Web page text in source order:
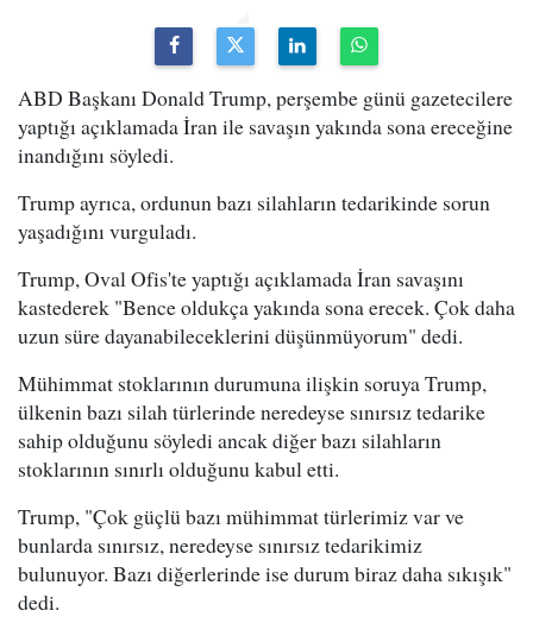
ABD Başkanı Donald Trump, perşembe günü gazetecilere
yaptığı açıklamada İran ile savaşın yakında sona ereceğine
inandığını söyledi.
Trump ayrıca, ordunun bazı silahların tedarikinde sorun
yaşadığını vurguladı.
Trump, Oval Ofis'te yaptığı açıklamada İran savaşını
kastederek "Bence oldukça yakında sona erecek. Çok daha
uzun süre dayanabileceklerini düşünmüyorum" dedi.
Mühimmat stoklarının durumuna ilişkin soruya Trump,
ülkenin bazı silah türlerinde neredeyse sınırsız tedarike
sahip olduğunu söyledi ancak diğer bazı silahların
stoklarının sınırlı olduğunu kabul etti.
Trump, "Çok güçlü bazı mühimmat türlerimiz var ve
bunlarda sınırsız, neredeyse sınırsız tedarikimiz
bulunuyor. Bazı diğerlerinde ise durum biraz daha sıkışık"
dedi.